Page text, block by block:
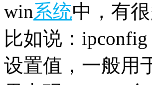
win系统中，有
比如说：
设置值，一般用